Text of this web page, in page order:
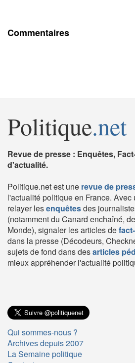
Commentaires
Politique.net
Revue de presse : Enquêtes,
d'actualité.
Politique.net est une revue de
l'actualité politique en France. Avec
relayer lesenquêtesdes
(notamment du Canard enchaîné,
Monde), signaler les articles de
dans la presse (Décodeurs,
sujets de fond dans desarticles
mieux appréhender l'actualité
Qui sommes-nous ?
Archives depuis 2007
La Semaine politique